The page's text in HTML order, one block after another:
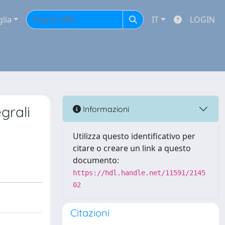
IT LOGIN
Informazioni
Utilizza questo identificativo per
citare o creare un link a questo
documento:
https://hdl.handle.net/11591/2145
02
Citazioni